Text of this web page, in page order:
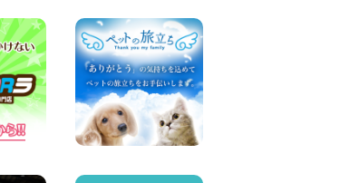
横浜弥生台店限定!!夏季特別
キャンペーンのお知らせ!! 神
奈川県 横浜弥生台店
100円レンタカー 横浜弥生台
2026年08月06日
ハイエースワゴンGL!!クルー
ズコントロールが付いてい
る〜!! 福島県 福島笹木野店